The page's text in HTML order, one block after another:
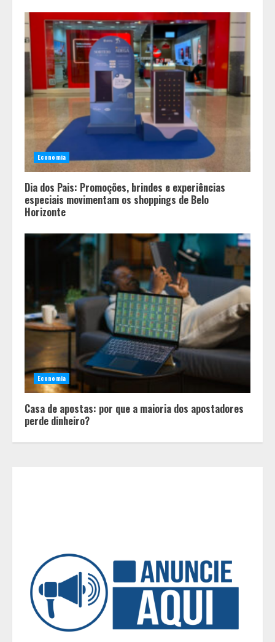
Economia
Dia dos Pais: Promoções, brindes e experiências
especiais movimentam os shoppings de Belo
Horizonte
Economia
Casa de apostas: por que a maioria dos apostadores
perde dinheiro?
2
Minas+Doce- Feira e Festival da
Doçaria e Confeitaria Mineira
O Bloomsday hoje: 18 horas na vida
de Dublin sob vigilância
5
Mariano Procópio celebram um ano
da coluna “D. Pedro II – 200 anos”
com texto de Paulo Rezzutti
Chegada da seca impulsiona ritmo